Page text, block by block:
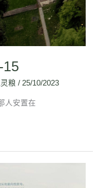
粮 /25/10/2023
人安置在